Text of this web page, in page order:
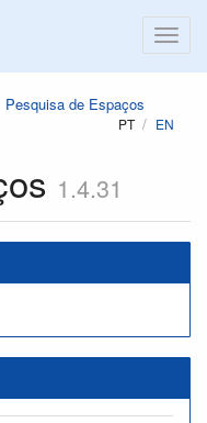
Pesquisa de Espaços
PT EN
1.4.31